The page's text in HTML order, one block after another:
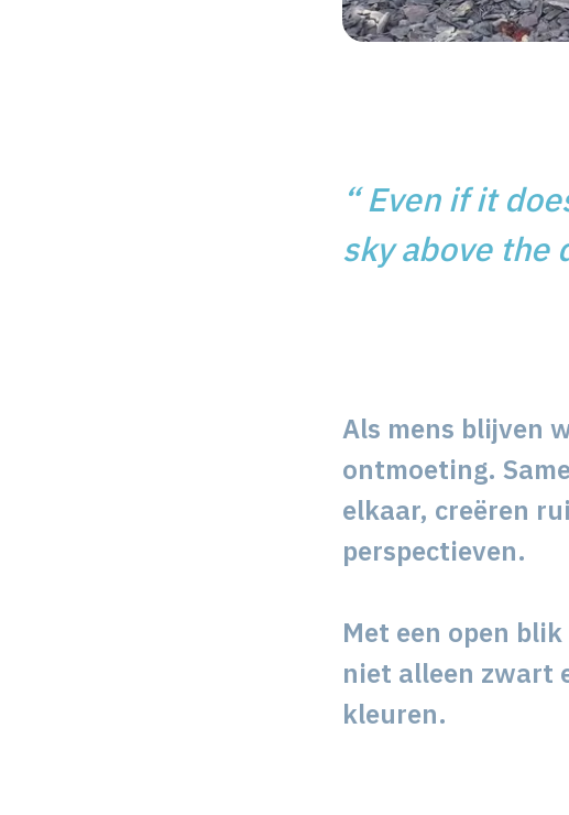
“Even if it
sky above the
Als mens blijven
ontmoeting.
elkaar, creëren
perspectieven.
Met een open
niet alleen zwart
kleuren.